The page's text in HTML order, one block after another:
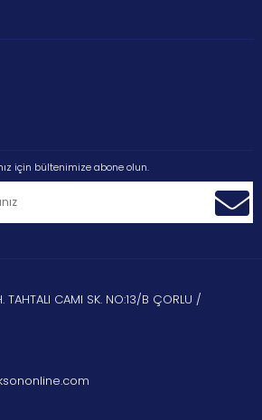
için bültenimize abone olun.
TAHTALI CAMI SK. NO:13/B ÇORLU /